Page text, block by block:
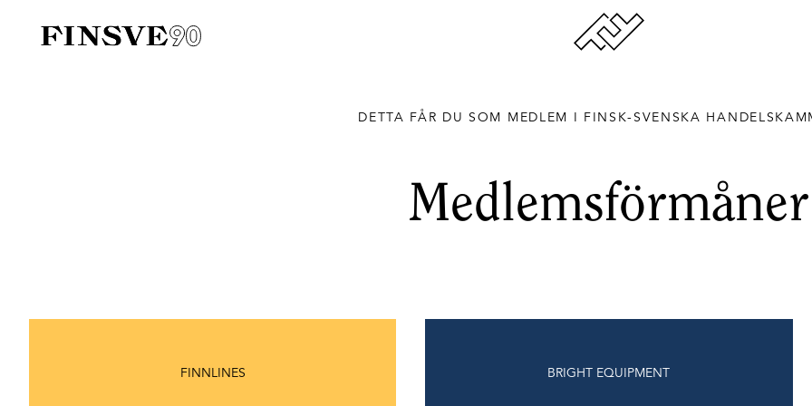
Finsk-svenska handelskammaren
DETTA FÅR DU SOM MEDLEM I FINSK-SVENSKA
Medlemsförmåner
FINNLINES BRIGHT EQUIPMENT